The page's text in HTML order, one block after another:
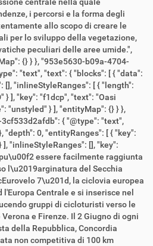
i percorsi e la forma degli
allo scopo di creare le
per lo sviluppo della vegetazione,
peculiari delle aree umide.",
{ "@type": "text",
l\u2019arginatura del Secchia
7\u201d, la ciclovia europea
Centrale e si inserisce nel
gruppi di cicloturisti verso le
e Firenze. Il 2 Giugno di ogni
della Repubblica, Concordia
non competitiva di 100 km